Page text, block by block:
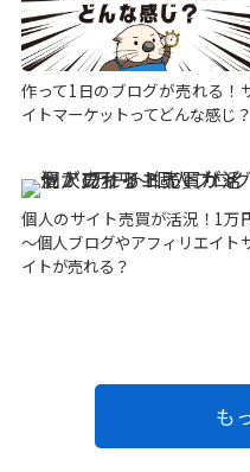
作って1日のブログが売れる！
イトマーケットってどんな感じ？
個人のサイト売買が活況！1万
～個人ブログやアフィリエイト
イトが売れる？
も